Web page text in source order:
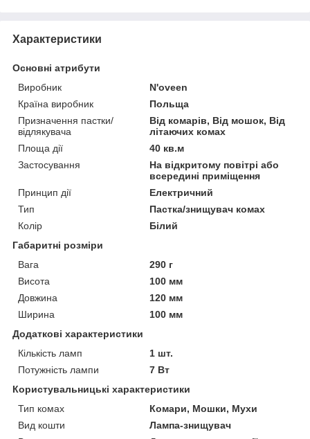
Характеристики
Основні атрибути
Виробник
N'oveen
Країна виробник
Польща
Призначення пастки/
відлякувача
Від комарів, Від мошок, Від
літаючих комах
Площа дії
40 кв.м
Застосування
На відкритому повітрі або
всередині приміщення
Принцип дії
Електричний
Тип
Пастка/знищувач комах
Колір
Білий
Габаритні розміри
Вага
290 г
Висота
100 мм
Довжина
120 мм
Ширина
100 мм
Додаткові характеристики
Кількість ламп
1 шт.
Потужність лампи
7 Вт
Користувальницькі характеристики
Тип комах
Комари, Мошки, Мухи
Вид кошти
Лампа-знищувач